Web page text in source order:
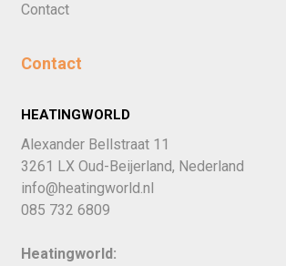
Contact
Contact
HEATINGWORLD
Alexander Bellstraat 11
3261 LX Oud-Beijerland, Nederland
info@heatingworld.nl
085 732 6809
Heatingworld: